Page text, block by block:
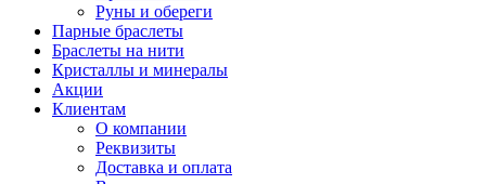
Руны и обереги
Парные браслеты
Браслеты на нити
Кристаллы и минералы
Акции
Клиентам
О компании
Реквизиты
Доставка и оплата